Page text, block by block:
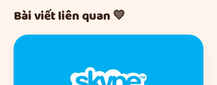
Bài viết liên quan 💛